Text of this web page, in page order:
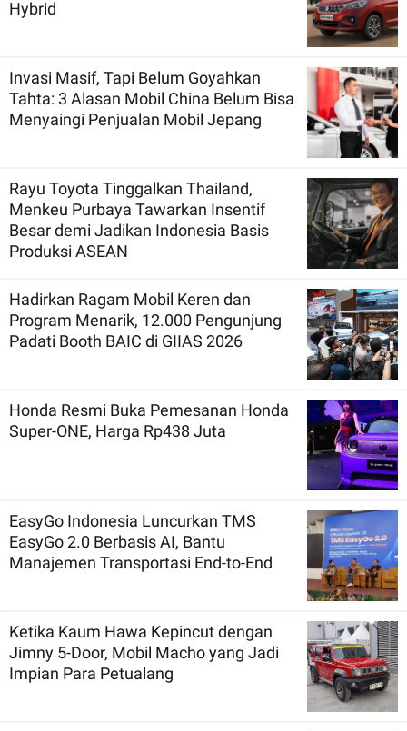
Hybrid
Invasi Masif, Tapi Belum Goyahkan
Tahta: 3 Alasan Mobil China Belum Bisa
Menyaingi Penjualan Mobil Jepang
Rayu Toyota Tinggalkan Thailand,
Menkeu Purbaya Tawarkan Insentif
Besar demi Jadikan Indonesia Basis
Produksi ASEAN
Hadirkan Ragam Mobil Keren dan
Program Menarik, 12.000 Pengunjung
Padati Booth BAIC di GIIAS 2026
Honda Resmi Buka Pemesanan Honda
Super-ONE, Harga Rp438 Juta
EasyGo Indonesia Luncurkan TMS
EasyGo 2.0 Berbasis AI, Bantu
Manajemen Transportasi End-to-End
Ketika Kaum Hawa Kepincut dengan
Jimny 5-Door, Mobil Macho yang Jadi
Impian Para Petualang